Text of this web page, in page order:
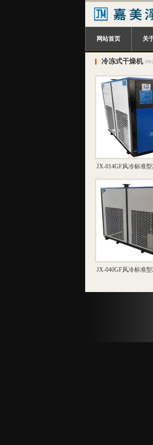
网站首页 关
冷冻式干燥机
JX-014GF风冷标准
JX-040GF风冷标准